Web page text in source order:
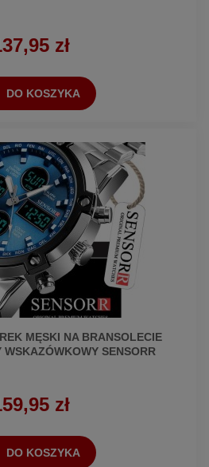
zł
DO KOSZYKA
MĘSKI NA BRANSOLECIE
WSKAZÓWKOWY SENSORR
zł
DO KOSZYKA